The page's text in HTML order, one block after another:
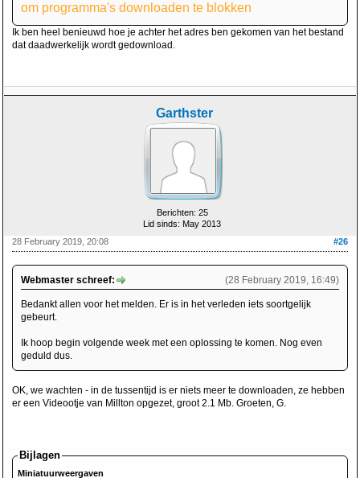
om programma's downloaden te blokken
Ik ben heel benieuwd hoe je achter het adres ben gekomen van het bestand
dat daadwerkelijk wordt gedownload.
Garthster
Berichten: 25
Lid sinds: May 2013
#26
28 February 2019, 20:08
(28 February 2019, 16:49)
Webmaster schreef:
Bedankt allen voor het melden. Er is in het verleden iets soortgelijk
gebeurt.
Ik hoop begin volgende week met een oplossing te komen. Nog even
geduld dus.
OK, we wachten - in de tussentijd is er niets meer te downloaden, ze hebben
er een Videootje van Millton opgezet, groot 2.1 Mb. Groeten, G.
Bijlagen
Miniatuurweergaven